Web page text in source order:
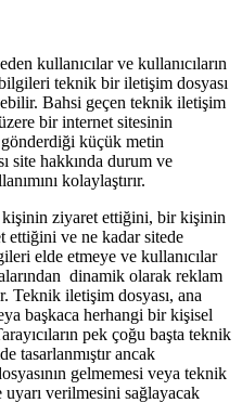
kullanıcılar ve kullanıcıların
teknik bir iletişim dosyası
Bahsi geçen teknik iletişim
bir internet sitesinin
gönderdiği küçük metin
site hakkında durum ve
kolaylaştırır.
ziyaret ettiğini, bir kişinin
ettiğini ve ne kadar sitede
elde etmeye ve kullanıcılar
dinamik olarak reklam
Teknik iletişim dosyası, ana
başkaca herhangi bir kişisel
pek çoğu başta teknik
tasarlanmıştır ancak
gelmemesi veya teknik
verilmesini sağlayacak